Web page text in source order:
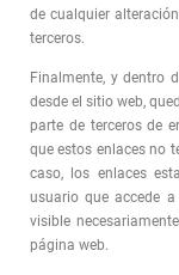
de cualquier
terceros.
Finalmente, y dentro
desde el sitio web,
parte de terceros de
que estos enlaces no
caso, los enlaces
usuario que accede
visible
página web.